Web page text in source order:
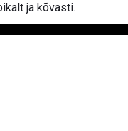
ja kõvasti.